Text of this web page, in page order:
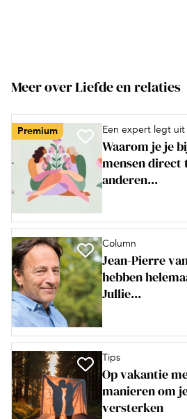
Meer over Liefde en relaties
Premium Een expert legt uit
Waarom je je
mensen direct
anderen...
Column
Jean-Pierre
hebben
Jullie...
Tips
Op vakantie
manieren om
versterken